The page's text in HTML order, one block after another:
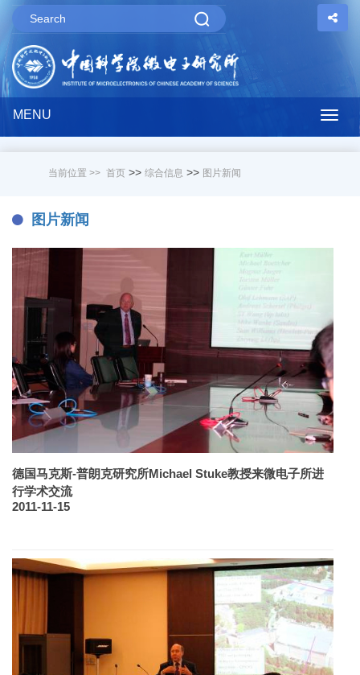
MENU
当前位置 >> 首页 >> 综合信息 >> 图片新闻
图片新闻
德国马克斯-普朗克研究所Michael Stuke教授来微电子所进
行学术交流
2011-11-15